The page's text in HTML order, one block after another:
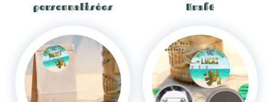
personnalisées
Kraft